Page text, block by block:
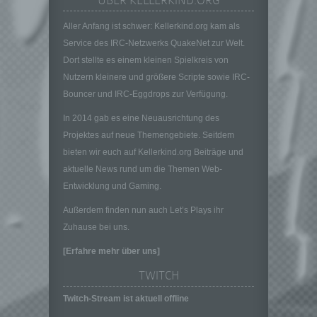
Aller Anfang ist schwer: Kellerkind.org kam als
Service des IRC-Netzwerks QuakeNet zur Welt.
Dort stellte es einem kleinen Spielkreis von
Nutzern kleinere und größere Scripte sowie IRC-
Bouncer und IRC-Eggdrops zur Verfügung.
In 2014 gab es eine Neuausrichtung des
Projektes auf neue Themengebiete. Seitdem
bieten wir euch auf Kellerkind.org Beiträge und
aktuelle News rund um die Themen Web-
Entwicklung und Gaming.
Außerdem finden nun auch Let’s Plays ihr
Zuhause bei uns.
[Erfahre mehr über uns]
TWITCH
Twitch-Stream ist aktuell offline
insbesondere mittels Zuordnung zu einer
Kennung wie einem Namen, zu einer
Online-Kennung oder zu einem oder
mehreren besonderen Merkmalen, die
Ausdruck der physischen, physiologischen,
genetischen, psychischen, wirtschaftlichen,
natürlichen Person sind, identifiziert werden
kann.
b) betroffene Person
Betroffene Person ist jede identifizierte oder
identifizierbare natürliche Person, deren
Verarbeitung Verantwortlichen verarbeitet
werden.
c) Verarbeitung
Verarbeitung ist jeder mit oder ohne Hilfe
automatisierter Verfahren ausgeführte
Vorgang oder jede solche Vorgangsreihe im